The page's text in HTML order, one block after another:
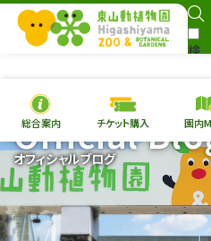
検
総合案内 チケット購入 園内
オフィシャルブログ
Official